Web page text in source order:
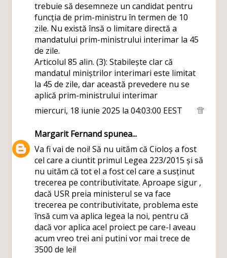
trebuie să desemneze un candidat pentru
funcția de prim-ministru în termen de 10
zile. Nu există însă o limitare directă a
mandatului prim-ministrului interimar la 45
de zile.
Articolul 85 alin. (3): Stabilește clar că
mandatul miniștrilor interimari este limitat
la 45 de zile, dar această prevedere nu se
aplică prim-ministrului interimar
miercuri, 18 iunie 2025 la 04:03:00 EEST
Margarit Fernandspunea...
Va fi vai de noi! Să nu uităm că Cioloș a fost
cel care a ciuntit primul Legea 223/2015 și să
nu uităm că tot el a fost cel care a susținut
trecerea pe contributivitate. Aproape sigur ,
dacă USR preia ministerul se va face
trecerea pe contributivitate, problema este
însă cum va aplica legea la noi, pentru că
dacă vor aplica acel proiect pe care-l aveau
acum vreo trei ani putini vor mai trece de
3500 de lei!